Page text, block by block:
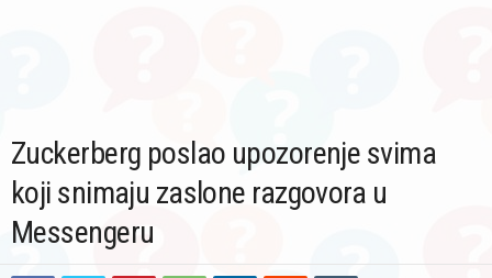
Zuckerberg poslao upozorenje svima
koji snimaju zaslone razgovora u
Messengeru